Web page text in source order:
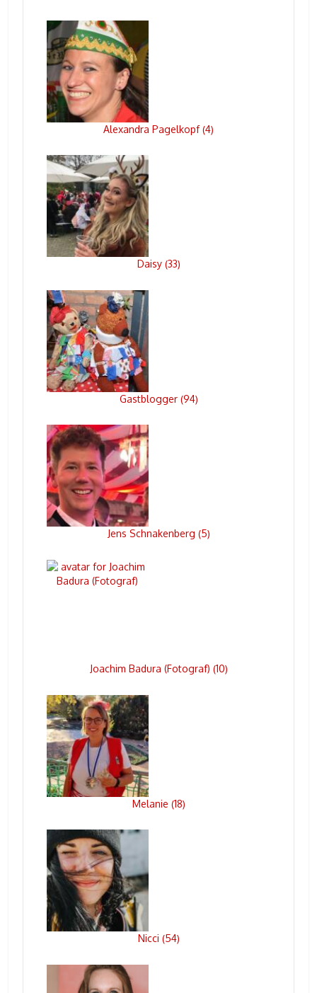
Alexandra Pagelkopf(4)
Daisy (33)
Gastblogger (94)
Jens Schnakenberg (5)
Joachim Badura (Fotograf) (10)
Melanie (18)
Nicci (54)